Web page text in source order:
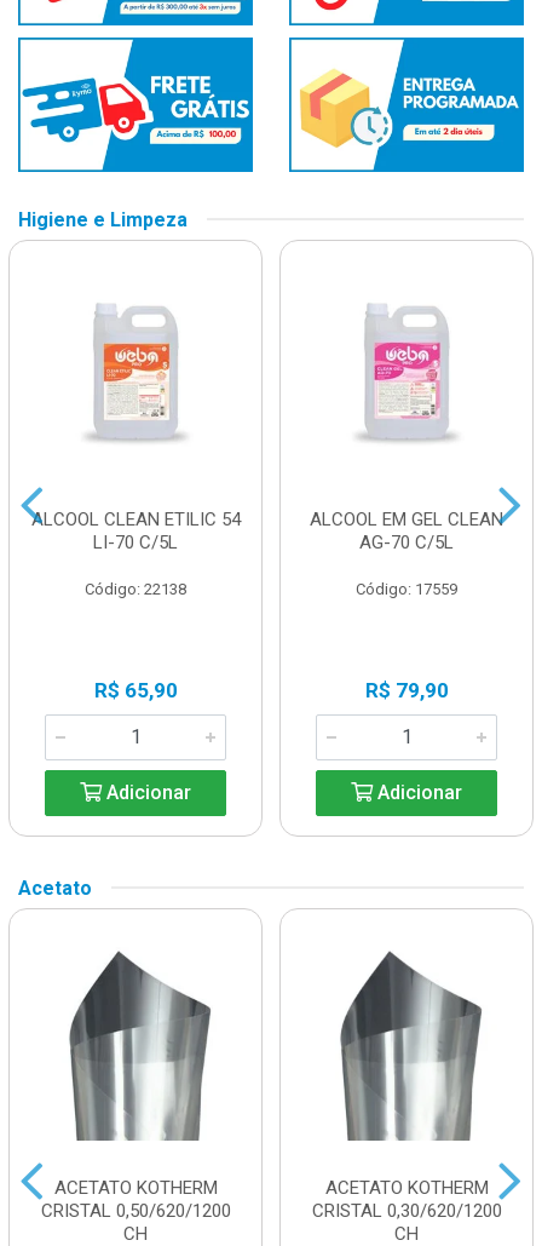
Higiene e Limpeza
ALCOOL CLEAN ETILIC 54
LI-70 C/5L
Código: 22138
R$ 65,90
Adicionar
ALCOOL EM GEL CLEAN
AG-70 C/5L
Código: 17559
R$ 79,90
Adicionar
Acetato
ACETATO KOTHERM
CRISTAL 0,50/620/1200
CH
ACETATO KOTHERM
CRISTAL 0,30/620/1200
CH